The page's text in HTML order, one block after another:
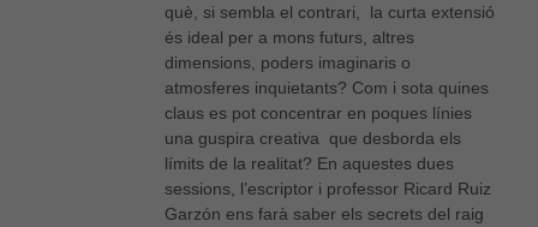
què, si sembla el contrari, la curta extensió
és ideal per a mons futurs, altres
dimensions, poders imaginaris o
atmosferes inquietants? Com i sota quines
claus es pot concentrar en poques línies
una guspira creativa que desborda els
límits de la realitat? En aquestes dues
sessions, l’escriptor i professor Ricard Ruiz
Garzón ens farà saber els secrets del raig